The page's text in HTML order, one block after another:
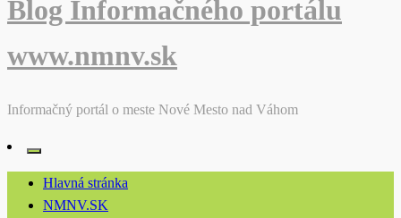
Blog Informačného portálu
www.nmnv.sk
Informačný portál o meste Nové Mesto nad Váhom
Hlavná stránka
NMNV.SK